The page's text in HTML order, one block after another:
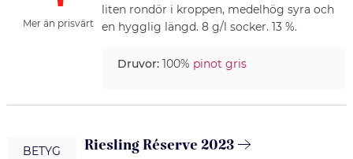
Mer än prisvärt
liten rondör i kroppen, medelhög syra och
en hygglig längd. 8 g/l socker. 13 %.
Druvor:100% pinot gris
BETYG Riesling Réserve 2023